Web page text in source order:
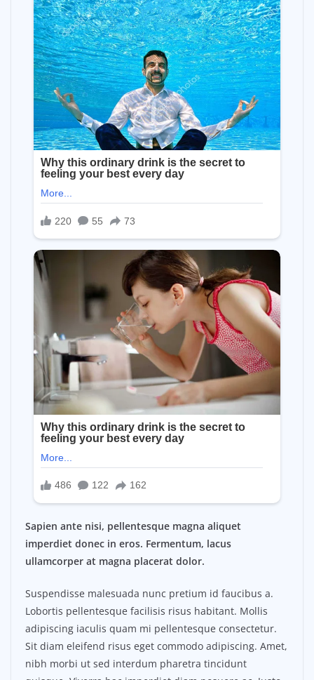
Sapien ante nisi, pellentesque magna aliquet
imperdiet donec in eros. Fermentum, lacus
ullamcorper at magna placerat dolor.
Suspendisse malesuada nunc pretium id faucibus a.
Lobortis pellentesque facilisis risus habitant. Mollis
adipiscing iaculis quam mi pellentesque consectetur.
Sit diam eleifend risus eget commodo adipiscing. Amet,
nibh morbi ut sed interdum pharetra tincidunt